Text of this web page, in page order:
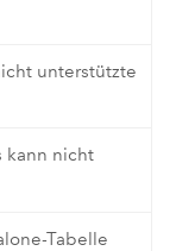
unterstützte
kann nicht
Tabelle